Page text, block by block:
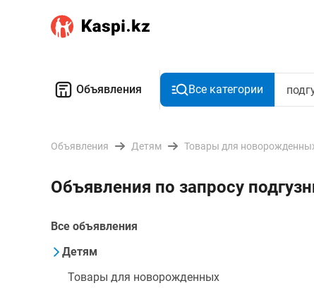
Объявления Все категории
Объявления Детям Товары для
Объявления по запросу
Все объявления
Детям
Товары для новорожденных